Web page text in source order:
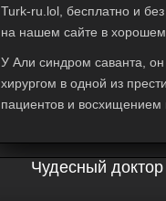
Turk-ru.lol, бесплатно и
на нашем сайте в хорошем
У Али синдром саванта,
хирургом в одной из
пациентов и восхищением
Чудесный